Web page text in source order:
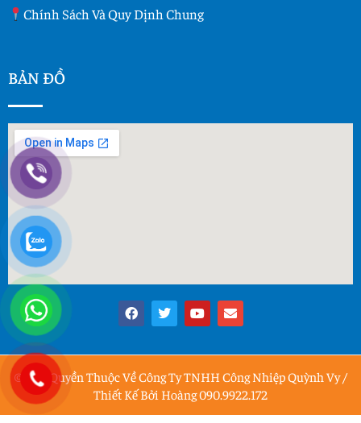
Chính Sách Và Quy Dịnh Chung
BẢN ĐỒ
© Bản Quyền Thuộc Về Công Ty TNHH Công Nhiệp Quỳnh Vy /
Thiết Kế Bởi Hoàng 090.9922.172